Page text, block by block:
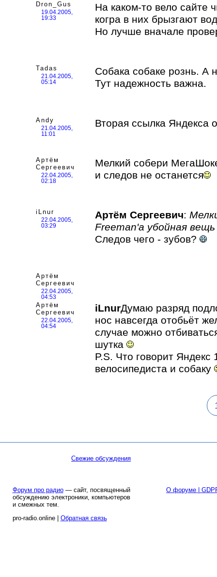
Dron_Gus
19.04.2005,
19:33
На каком-то вело сайте
когра в них брызгают
Но лучше вначале
Tadas
21.04.2005,
05:14
Собака собаке рознь. А
Тут надежность важна.
Andy
21.04.2005,
11:01
Вторая ссылка Яндекса
Артём
Сергеевич
22.04.2005,
02:18
Мелкий собери
и следов не останется
iLnur
22.04.2005,
03:29
Артём Сергеевич:
Freeman'a убойная
Следов чего - зубов?
Артём
Сергеевич
22.04.2005,
04:53
Артём
Сергеевич
22.04.2005,
04:54
iLnurДумаю разряд
нос навсегда отобьёт
случае можно
шутка
P.S. Что говорит
велосипедиста и собаку
Свежие обсуждения
Форум про радио— сайт, посвященный
обсуждению электроники, компьютеров
и смежных тем.
pro-radio.online | Обратная связь
О форуме |